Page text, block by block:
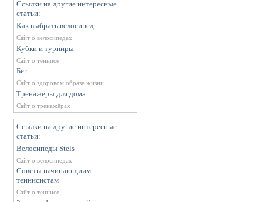
Ссылки на другие интересные
статьи:
Как выбрать велосипед
Сайт о велосипедах
Кубки и турниры
Сайт о теннисе
Бег
Сайт о здоровом образе жизни
Тренажёры для дома
Сайт о тренажёрах
Ссылки на другие интересные
статьи:
Велосипеды Stels
Сайт о велосипедах
Советы начинающиим
теннисистам
Сайт о теннисе